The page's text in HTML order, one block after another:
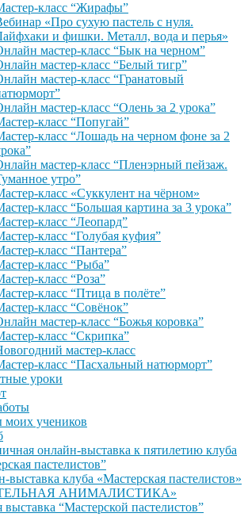
класс “Жирафы”
«Про сухую пастель с нуля.
и фишки. Металл, вода и перья»
мастер-класс “Бык на черном”
мастер-класс “Белый тигр”
мастер-класс “Гранатовый
мастер-класс “Олень за 2 урока”
класс “Попугай”
класс “Лошадь на черном фоне за 2
мастер-класс “Пленэрный пейзаж.
утро”
класс «Суккулент на чёрном»
класс “Большая картина за 3 урока”
класс “Леопард”
класс “Голубая куфия”
класс “Пантера”
класс “Рыба”
класс “Роза”
класс “Птица в полёте”
класс “Совёнок”
мастер-класс “Божья коровка”
класс “Скрипка”
мастер-класс
класс “Пасхальный натюрморт”
уроки
моих учеников
онлайн-выставка к пятилетию клуба
пастелистов”
выставка клуба «Мастерская пастелистов»
АНИМАЛИСТИКА»
выставка “Мастерской пастелистов”